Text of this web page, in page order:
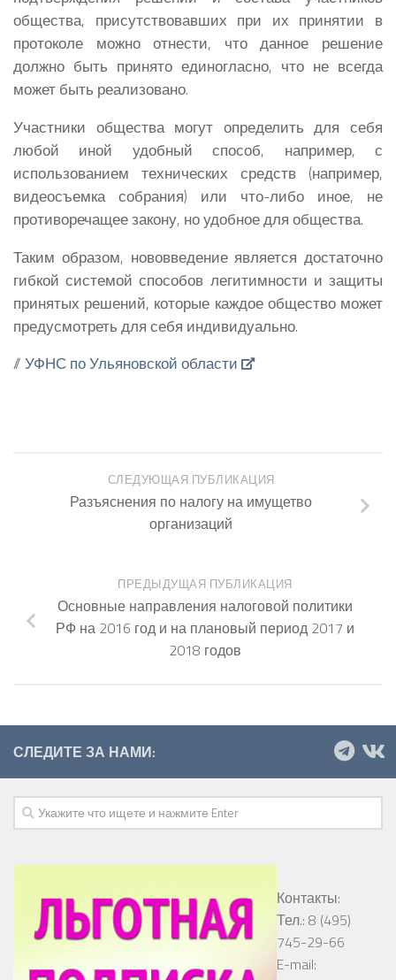
общества, присутствовавших при их принятии в
протоколе можно отнести, что данное решение
должно быть принято единогласно, что не всегда
может быть реализовано.
Участники общества могут определить для себя
любой иной удобный способ, например, с
использованием технических средств (например,
видеосъемка собрания) или что-либо иное, не
противоречащее закону, но удобное для общества.
Таким образом, нововведение является достаточно
гибкой системой способов легитимности и защиты
принятых решений, которые каждое общество может
предусмотреть для себя индивидуально.
// УФНС по Ульяновской области
СЛЕДУЮЩАЯ ПУБЛИКАЦИЯ
Разъяснения по налогу на имущетво
организаций
ПРЕДЫДУЩАЯ ПУБЛИКАЦИЯ
Основные направления налоговой политики
РФ на 2016 год и на плановый период 2017 и
2018 годов
СЛЕДИТЕ ЗА НАМИ:
Контакты:
Тел.: 8 (495)
745-29-66
E-mail: